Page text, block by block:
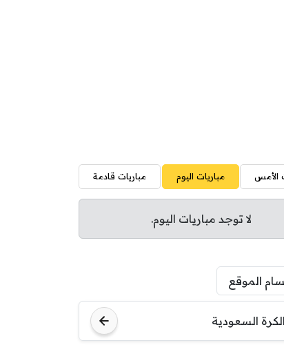
الأمس مباريات اليوم مباريات قادمة
لا توجد مباريات اليوم.
الموقع
السعودية